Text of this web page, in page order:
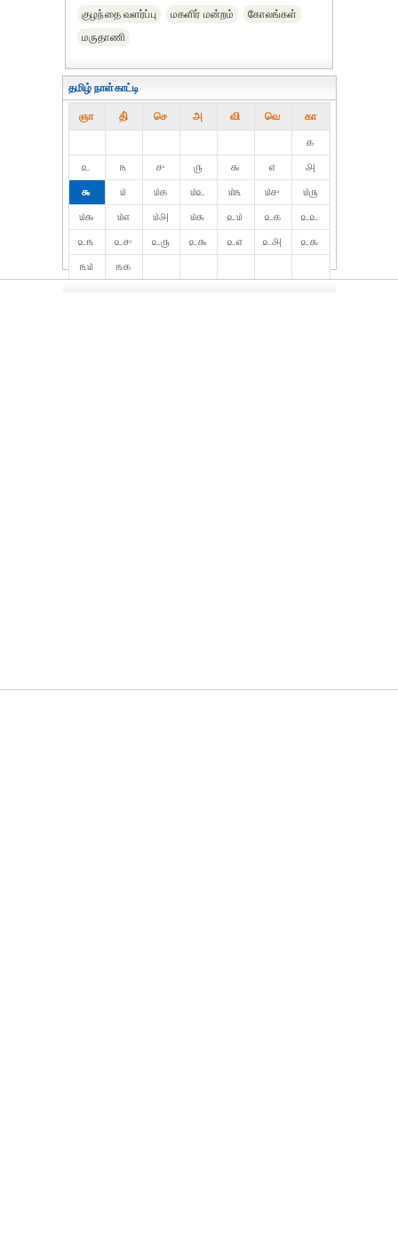
குழந்தை வளர்ப்பு மகளிர் மன்றம்
கோலங்கள்
மருதாணி
தமிழ் நாள்காட்டி
ஞா தி் செ அ வி வெ கா
௧
௨
௩ ௪ ௫ ௬ ௭
௮
௯
௰ ௰௧ ௰௨ ௰௩ ௰௪
௰௫
௰௬
௰௭ ௰௮ ௰௯ ௨௰ ௨௧
௨௨
௨௩
௨௪ ௨௫ ௨௬ ௨௭ ௨௮
௨௯
௩௰
௩௧